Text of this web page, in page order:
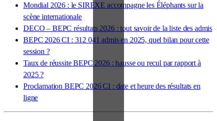
Mondial 2026 : le SIREXE accompagne les Éléphants sur la
scène internationale
DECO – BEPC résultats 2026 : tout savoir de la liste des admis
BEPC 2026 CI : 312 041 admis en 2025, quel bilan pour cette
session ?
Taux de réussite BEPC 2026 : hausse ou recul par rapport à
2025 ?
Proclamation BEPC 2026 CI : date et heure des résultats en
ligne